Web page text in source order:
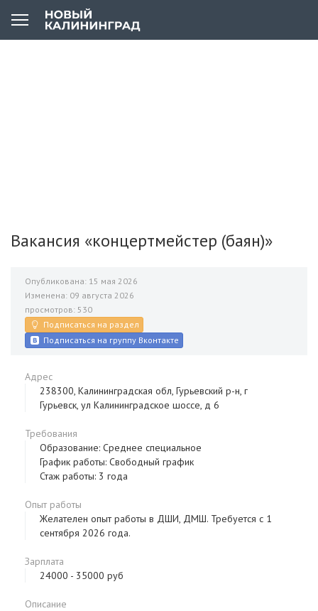
Вакансия «концертмейстер (баян)»
Опубликована: 15 мая 2026
Изменена: 09 августа 2026
просмотров: 530
Подписаться на раздел
Подписаться на группу Вконтакте
Адрес
238300, Калининградская обл, Гурьевский р-н, г
Гурьевск, ул Калининградское шоссе, д 6
Требования
Образование: Среднее специальное
График работы: Свободный график
Стаж работы: 3 года
Опыт работы
Желателен опыт работы в ДШИ, ДМШ. Требуется с 1
сентября 2026 года.
Зарплата
24000 - 35000 руб
Описание